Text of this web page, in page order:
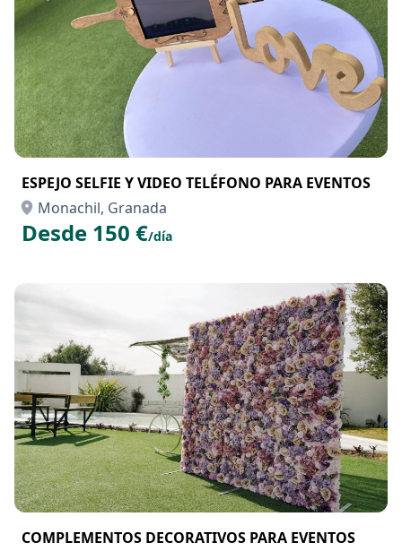
ESPEJO SELFIE Y VIDEO TELÉFONO PARA EVENTOS
Monachil, Granada
Desde 150 €/día
COMPLEMENTOS DECORATIVOS PARA EVENTOS